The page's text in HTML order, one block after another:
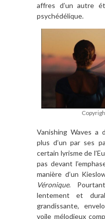
affres d’un autre
psychédélique.
Vanishing Waves a
plus d’un par ses
certain lyrisme de
pas devant
manière d’un
Véronique.
lentement et
grandissante,
voile mélodieux